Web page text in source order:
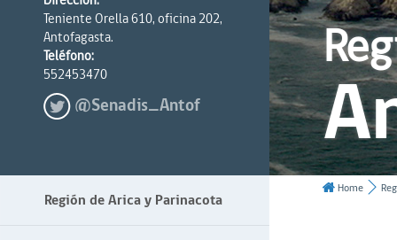
Teniente Orella 610, oficina 202,
Antofagasta.
Teléfono:
552453470
@Senadis_Antof
Región de Arica y Parinacota
Home